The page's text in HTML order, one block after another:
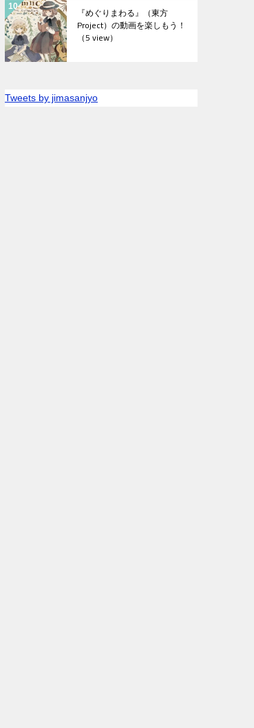
『めぐりまわる』（東方
Project）の動画を楽しもう！
（5 view）
Tweets by jimasanjyo